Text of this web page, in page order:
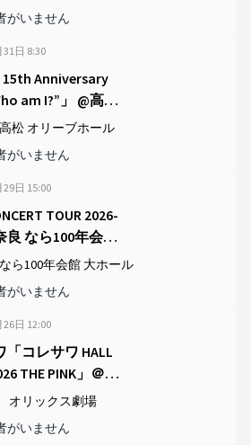
がいません
31日 8:30
15th Anniversary
am I?”」 @高松
ホール
松 オリーブホール
がいません
29日 15:00
TOUR 2026-
良 なら100年会館
ら100年会館 大ホール
がいません
26日 12:00
「コレサワ HALL
THE PINK」＠オ
劇場
リックス劇場
がいません